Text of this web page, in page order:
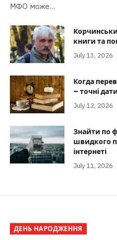
МФО може…
книги та
July 13, 2026
Когда
– точні
July 12, 2026
Знайти по
швидкого
інтернеті
July 11, 2026
ДЕНЬ НАРОДЖЕННЯ